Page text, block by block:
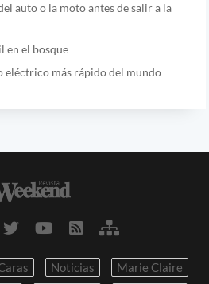
auto o la moto antes de salir a la
en el bosque
eléctrico más rápido del mundo
Noticias
Marie Claire